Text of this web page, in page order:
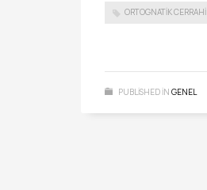
ORTOGNATIK CERRAHI
PUBLISHED IN GENEL